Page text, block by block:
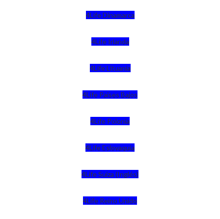
4Life Dinamarca
4Life Irlanda
4Life Lituania
4Life Paises Bajos
4Life Polonia
4Life Eslovaquia
4Life Suiza (Inglés)
4Life Reino Unido